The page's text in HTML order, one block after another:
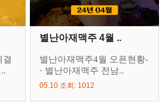
결
별난아재맥주 4월 ..
별난아재맥주4월 오픈현황-
· 별난아재맥주 전남..
05.10 조회: 1012